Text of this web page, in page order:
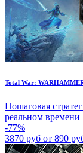
Total War:
Пошаговая
реальном времени
-77%
3870 руб от 890